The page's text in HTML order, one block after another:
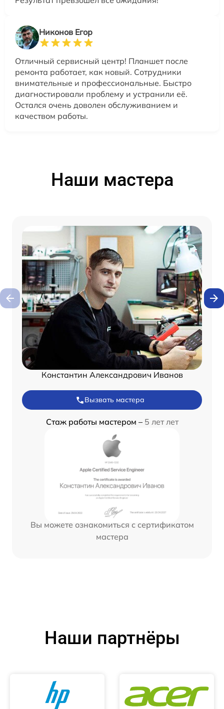
Никонов Егор
Отличный сервисный центр! Планшет после
ремонта работает, как новый. Сотрудники
внимательные и профессиональные. Быстро
диагностировали проблему и устранили её.
Остался очень доволен обслуживанием и
качеством работы.
Наши мастера
Константин Александрович Иванов
Вызвать мастера
Стаж работы мастером – 5 лет лет
Вы можете ознакомиться с сертификатом
мастера
Наши партнёры